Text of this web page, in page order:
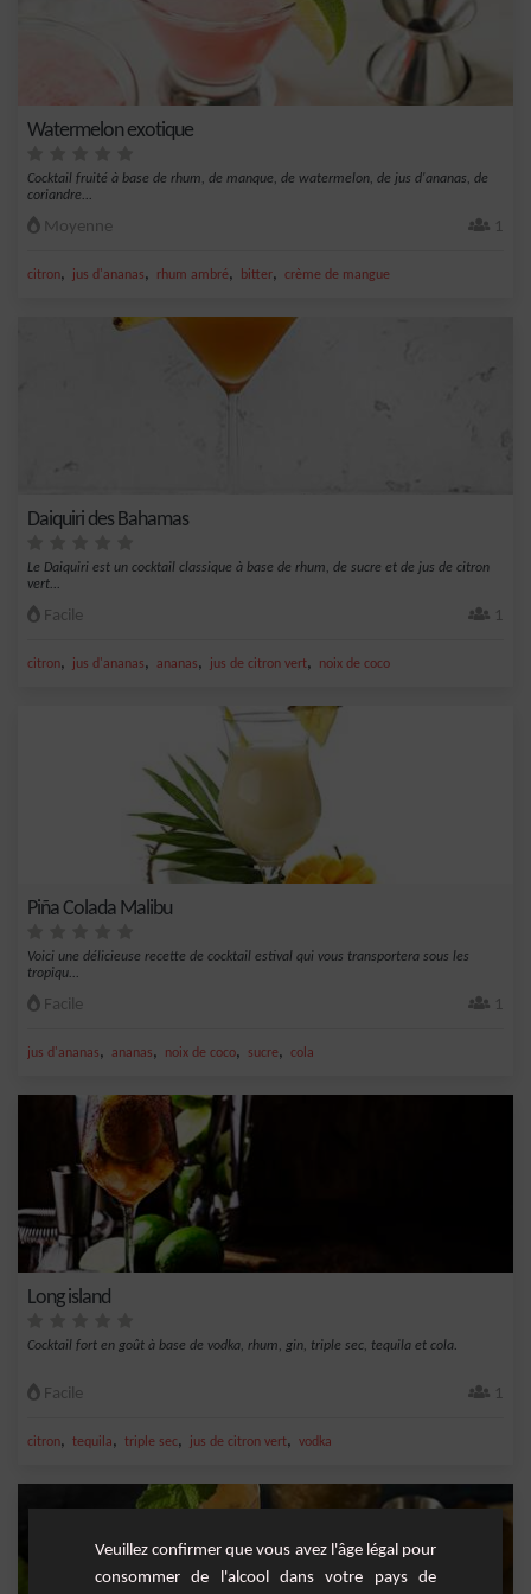
Watermelon exotique
Cocktail fruité à base de rhum, de manque, de watermelon, de jus d'ananas, de
coriandre...
Moyenne 1
citron, jus d'ananas, rhum ambré, bitter, crème de mangue
Daiquiri des Bahamas
Le Daiquiri est un cocktail classique à base de rhum, de sucre et de jus de citron
vert...
Facile 1
citron, jus d'ananas, ananas, jus de citron vert, noix de coco
Piña Colada Malibu
Voici une délicieuse recette de cocktail estival qui vous transportera sous les
tropiqu...
Facile 1
jus d'ananas, ananas, noix de coco, sucre, cola
Long island
Cocktail fort en goût à base de vodka, rhum, gin, triple sec, tequila et cola.
Facile 1
citron, tequila, triple sec, jus de citron vert, vodka
Veuillez confirmer que vous avez l'âge légal pour
consommer de l'alcool dans votre pays de